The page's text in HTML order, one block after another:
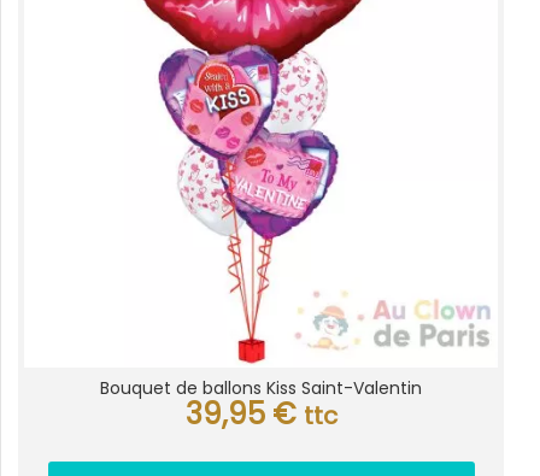
Bouquet de ballons Kiss Saint-Valentin
39,95 € ttc